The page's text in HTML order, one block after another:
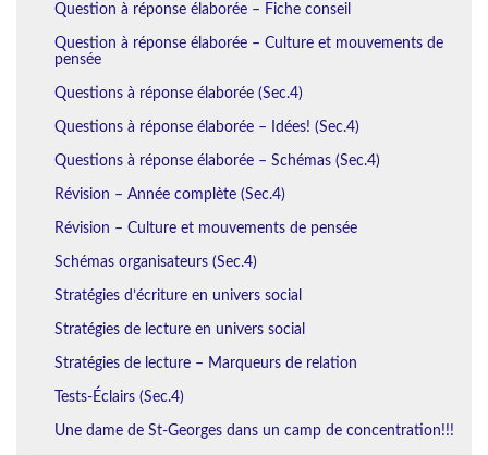
Question à réponse élaborée – Fiche conseil
Question à réponse élaborée – Culture et mouvements de
pensée
Questions à réponse élaborée (Sec.4)
Questions à réponse élaborée – Idées! (Sec.4)
Questions à réponse élaborée – Schémas (Sec.4)
Révision – Année complète (Sec.4)
Révision – Culture et mouvements de pensée
Schémas organisateurs (Sec.4)
Stratégies d’écriture en univers social
Stratégies de lecture en univers social
Stratégies de lecture – Marqueurs de relation
Tests-Éclairs (Sec.4)
Une dame de St-Georges dans un camp de concentration!!!